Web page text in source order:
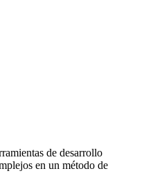
de desarrollo
en un método de